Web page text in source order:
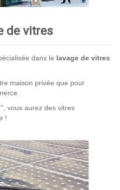
de vitres
dans le lavage de vitres
maison privée que pour
vous aurez des vitres
!